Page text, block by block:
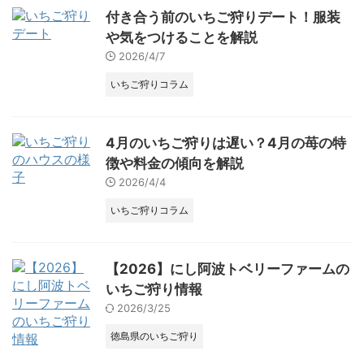
付き合う前のいちご狩りデート！服装
や気をつけることを解説
2026/4/7
いちご狩りコラム
4月のいちご狩りは遅い？4月の苺の特
徴や料金の傾向を解説
2026/4/4
いちご狩りコラム
【2026】にし阿波トベリーファームの
いちご狩り情報
2026/3/25
徳島県のいちご狩り